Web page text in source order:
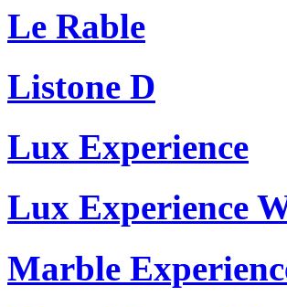
Le Rable
Listone D
Lux Experience
Lux Experience
Marble